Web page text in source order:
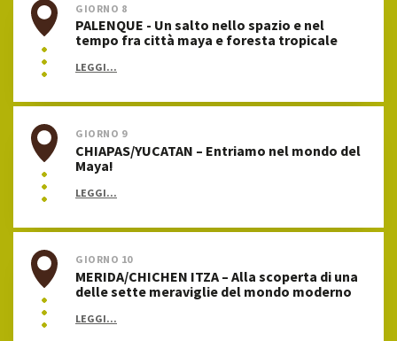
GIORNO 8
PALENQUE - Un salto nello spazio e nel
tempo fra città maya e foresta tropicale
LEGGI...
GIORNO 9
CHIAPAS/YUCATAN – Entriamo nel mondo del
Maya!
LEGGI...
GIORNO 10
MERIDA/CHICHEN ITZA – Alla scoperta di una
delle sette meraviglie del mondo moderno
LEGGI...